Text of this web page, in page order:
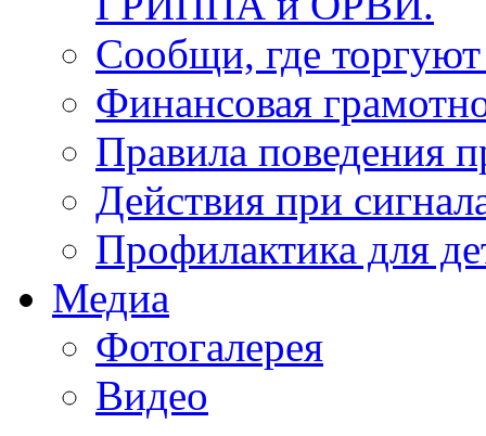
Сообщи, где
Финансовая
Правила поведения
Действия при
Профилактика для
Медиа
Фотогалерея
Видео